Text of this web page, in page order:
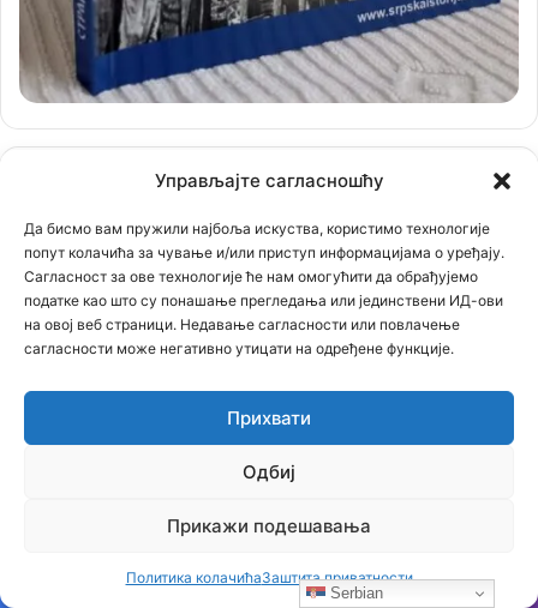
Управљајте сагласношћу
Да бисмо вам пружили најбоља искуства, користимо технологије
попут колачића за чување и/или приступ информацијама о уређају.
Сагласност за ове технологије ће нам омогућити да обрађујемо
податке као што су понашање прегледања или јединствени ИД-ови
на овој веб страници. Недавање сагласности или повлачење
сагласности може негативно утицати на одређене функције.
Прихвати
Одбиј
Прикажи подешавања
Политика колачићаЗаштита приватности
Деценија рада сајта
Прегледач
видео
записа
Serbian